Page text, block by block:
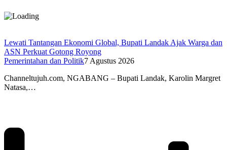
Lewati Tantangan Ekonomi Global, Bupati Landak Ajak Warga dan
ASN Perkuat Gotong Royong
Pemerintahan dan Politik7 Agustus 2026
Channeltujuh.com, NGABANG – Bupati Landak, Karolin Margret
Natasa,…